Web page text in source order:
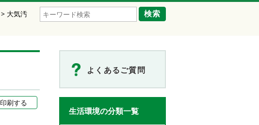
検索
> 大気汚
印刷する
よくあるご質問
生活環境の分類一覧